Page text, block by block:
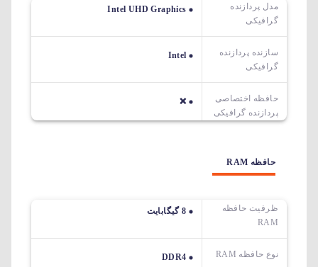
مدل پردازنده
گرافیکی
Intel UHD Graphics
سازنده پردازنده
گرافیکی
Intel
حافظه اختصاصی
پردازنده گرافیکی
❌
حافظه RAM
ظرفیت حافظه
RAM
8 گیگابایت
نوع حافظه RAM DDR4